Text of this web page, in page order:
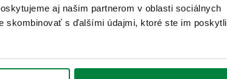
aj našim partnerom v oblasti sociálnych
skombinovať s ďalšími údajmi, ktoré ste im poskytli